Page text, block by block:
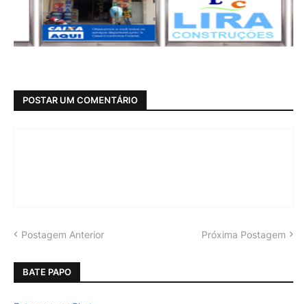
POSTAR UM COMENTÁRIO
Postagem Anterior Próxima Postagem
BATE PAPO